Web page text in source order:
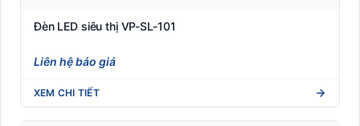
Đèn LED siêu thị VP-SL-101
Liên hệ báo giá
XEM CHI TIẾT